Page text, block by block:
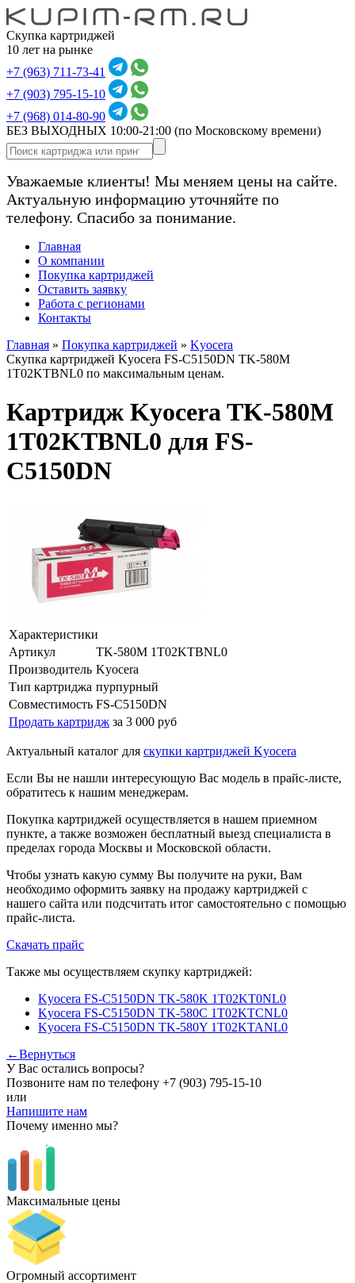
Скупка картриджей
10 лет на рынке
+7 (963) 711-73-41
+7 (903) 795-15-10
+7 (968) 014-80-90
БЕЗ ВЫХОДНЫХ 10:00-21:00 (по Московскому времени)
Уважаемые клиенты! Мы меняем цены на сайте.
Актуальную информацию уточняйте по
телефону. Спасибо за понимание.
Главная
О компании
Покупка картриджей
Оставить заявку
Работа с регионами
Контакты
Главная » Покупка картриджей » Kyocera
Скупка картриджей Kyocera FS-C5150DN TK-580M
1T02KTBNL0 по максимальным ценам.
Картридж Kyocera TK-580M
1T02KTBNL0 для FS-
C5150DN
Характеристики
Артикул
TK-580M 1T02KTBNL0
Производитель Kyocera
Тип картриджа пурпурный
Совместимость FS-C5150DN
Продать картридж за 3 000 руб
Актуальный каталог для скупки картриджей Kyocera
Если Вы не нашли интересующую Вас модель в прайс-листе,
обратитесь к нашим менеджерам.
Покупка картриджей осуществляется в нашем приемном
пункте, а также возможен бесплатный выезд специалиста в
пределах города Москвы и Московской области.
Чтобы узнать какую сумму Вы получите на руки, Вам
необходимо оформить заявку на продажу картриджей с
нашего сайта или подсчитать итог самостоятельно с помощью
прайс-листа.
Скачать прайс
Также мы осуществляем скупку картриджей:
Kyocera FS-C5150DN TK-580K 1T02KT0NL0
Kyocera FS-C5150DN TK-580C 1T02KTCNL0
Kyocera FS-C5150DN TK-580Y 1T02KTANL0
←Вернуться
У Вас остались вопросы?
Позвоните нам по телефону +7 (903) 795-15-10
или
Напишите нам
Почему именно мы?
Максимальные цены
Огромный ассортимент